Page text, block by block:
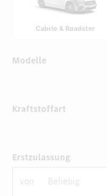
Cabrio & Roadster
Modelle
Kraftstoffart
Erstzulassung
von